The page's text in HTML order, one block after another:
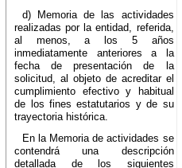
d) Memoria de las actividades
realizadas por la entidad, referida,
al menos, a los 5 años
inmediatamente anteriores a la
fecha de presentación de la
solicitud, al objeto de acreditar el
cumplimiento efectivo y habitual
de los fines estatutarios y de su
trayectoria histórica.
En la Memoria de actividades se
contendrá una descripción
detallada de los siguientes